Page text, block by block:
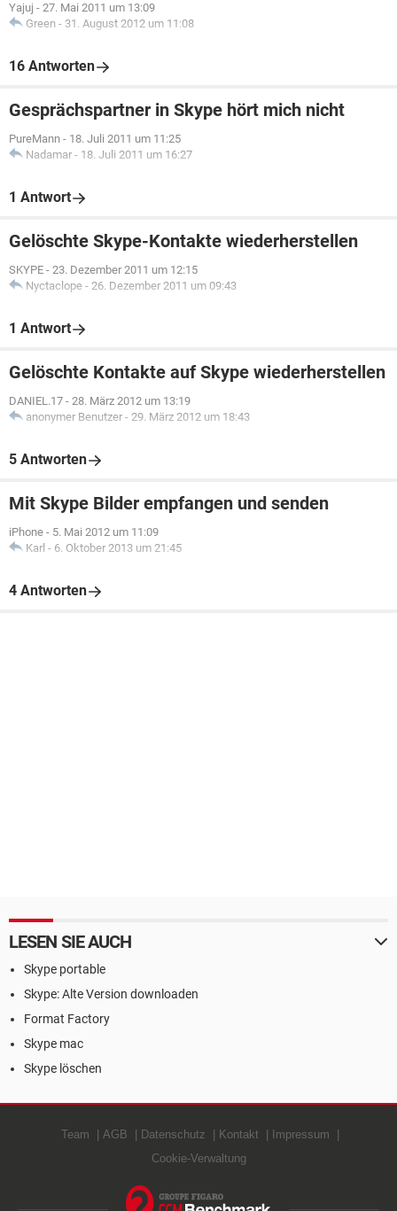
Yajuj - 27. Mai 2011 um 13:09
Green - 31. August 2012 um 11:08
16 Antworten
Gesprächspartner in Skype hört mich nicht
PureMann - 18. Juli 2011 um 11:25
Nadamar - 18. Juli 2011 um 16:27
1 Antwort
Gelöschte Skype-Kontakte wiederherstellen
SKYPE - 23. Dezember 2011 um 12:15
Nyctaclope - 26. Dezember 2011 um 09:43
1 Antwort
Gelöschte Kontakte auf Skype wiederherstellen
DANIEL.17 - 28. März 2012 um 13:19
anonymer Benutzer - 29. März 2012 um 18:43
5 Antworten
Mit Skype Bilder empfangen und senden
iPhone - 5. Mai 2012 um 11:09
Karl - 6. Oktober 2013 um 21:45
4 Antworten
LESEN SIE AUCH
Skype portable
Skype: Alte Version downloaden
Format Factory
Skype mac
Skype löschen
Team AGB Datenschutz Kontakt
Impressum
Cookie-Verwaltung